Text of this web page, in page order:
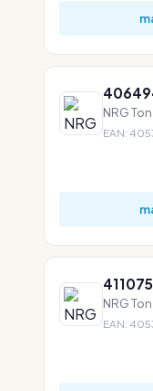
NRG
EAN:
411075
NRG
EAN: